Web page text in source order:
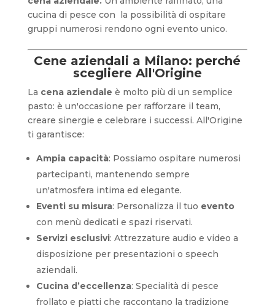
cucina di pesce con la possibilità di ospitare
gruppi numerosi rendono ogni evento unico.
Cene aziendali a Milano: perché
scegliere All'Origine
La cena aziendale è molto più di un semplice
pasto: è un'occasione per rafforzare il team,
creare sinergie e celebrare i successi. All'Origine
ti garantisce:
Ampia capacità: Possiamo ospitare numerosi
partecipanti, mantenendo sempre
un'atmosfera intima ed elegante.
Eventi su misura: Personalizza il tuo evento
con menù dedicati e spazi riservati.
Servizi esclusivi: Attrezzature audio e video a
disposizione per presentazioni o speech
aziendali.
Cucina d’eccellenza: Specialità di pesce
frollato e piatti che raccontano la tradizione